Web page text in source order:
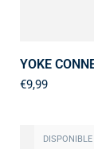
YOKE
€9,99